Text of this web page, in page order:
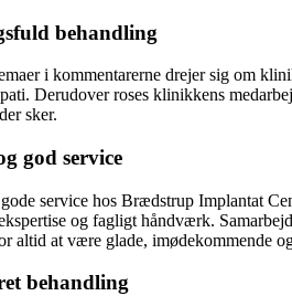
behandling
i kommentarerne drejer sig om
Derudover roses klinikkens
sker.
god service
service hos Brædstrup Implantat
og fagligt håndværk.
altid at være glade, imødekommende
behandling